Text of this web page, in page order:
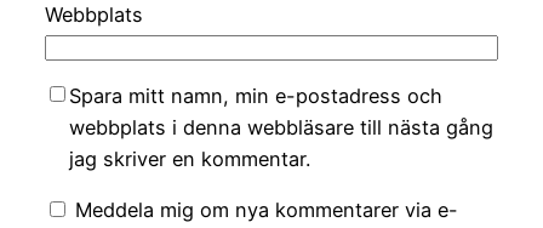
Webbplats
Spara mitt namn, min e-postadress och
webbplats i denna webbläsare till nästa gång
jag skriver en kommentar.
Meddela mig om nya kommentarer via e-